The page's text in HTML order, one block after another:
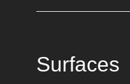
Surfaces